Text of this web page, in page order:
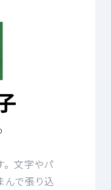
。文字やパ
んで張り込